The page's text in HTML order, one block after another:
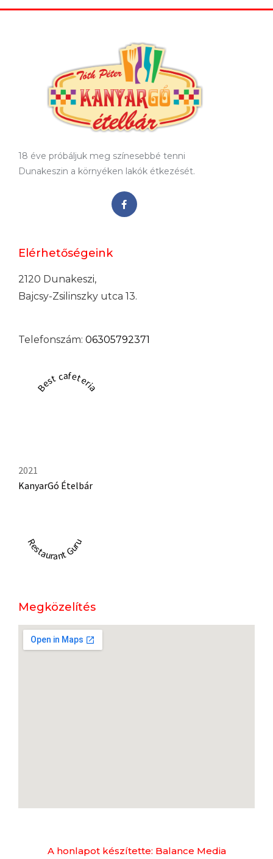
18 éve próbáljuk meg színesebbé tenni
Dunakeszin a környéken lakók étkezését.
Elérhetőségeink
2120 Dunakeszi,
Bajcsy-Zsilinszky utca 13.
Telefonszám: 06305792371
Best cafeteria
2021
KanyarGó Ételbár
Restaurant Guru
Megközelítés
A honlapot készítette: Balance Media